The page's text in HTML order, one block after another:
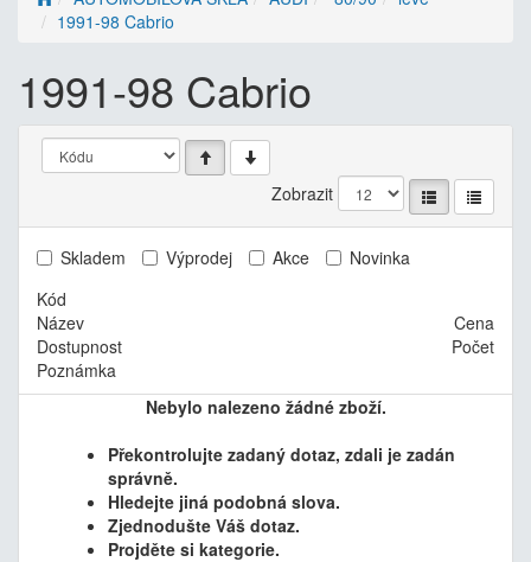
1991-98 Cabrio
1991-98 Cabrio
Zobrazit
Skladem Výprodej Akce
Novinka
Kód
Název
Cena
Dostupnost
Počet
Poznámka
Nebylo nalezeno žádné zboží.
Překontrolujte zadaný dotaz, zdali je zadán
správně.
Hledejte jiná podobná slova.
Zjednodušte Váš dotaz.
Projděte si kategorie.